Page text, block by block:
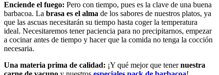
Enciende el fuego: Pero con tiempo, pues es la clave de una buena
barbacoa. La brasa es el alma de los sabores de nuestros platos, ya
que las ascuas necesitarán su tiempo hasta coger la temperatura
ideal. Necesitaremos tener paciencia para no precipitarnos, empezar
a cocinar antes de tiempo y hacer que la comida no tenga la cocción
necesaria.
Una materia prima de calidad: ¡Y qué mejor que tenernuestra